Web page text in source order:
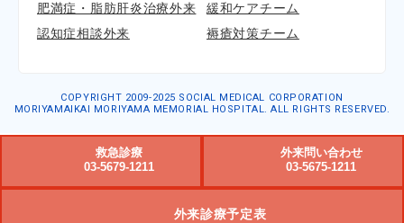
肥満症・脂肪肝炎治療外来
認知症相談外来
緩和ケアチーム
褥瘡対策チーム
COPYRIGHT 2009-2025 SOCIAL MEDICAL CORPORATION
MORIYAMAIKAI MORIYAMA MEMORIAL HOSPITAL. ALL RIGHTS RESERVED.
救急診療
03-5679-1211
外来問い合わせ
03-5675-1211
外来診療予定表